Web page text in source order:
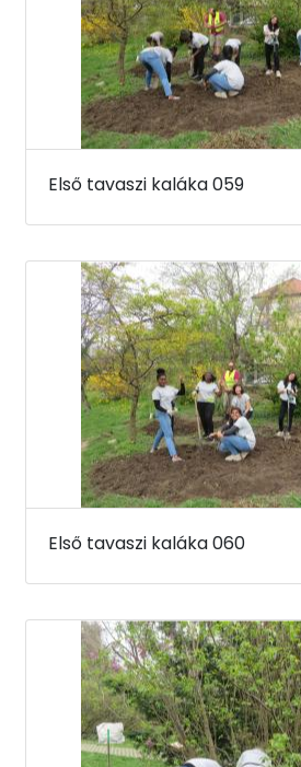
Első tavaszi kaláka 059
Első tavaszi kaláka 060